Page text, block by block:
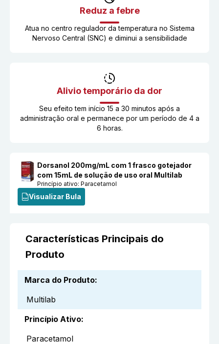
Reduz a febre
Atua no centro regulador da temperatura no Sistema
Nervoso Central (SNC) e diminui a sensibilidade
Alivio temporário da dor
Seu efeito tem início 15 a 30 minutos após a
administração oral e permanece por um período de 4 a
6 horas.
Dorsanol 200mg/mL com 1 frasco gotejador
com 15mL de solução de uso oral Multilab
Princípio ativo:Paracetamol
Visualizar Bula
Características Principais do
Produto
Marca do Produto:
Multilab
Princípio Ativo:
Paracetamol